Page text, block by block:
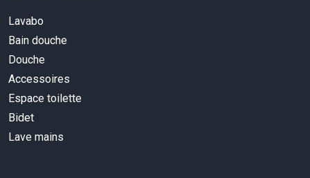
Lavabo
Bain douche
Douche
Accessoires
Espace toilette
Bidet
Lave mains